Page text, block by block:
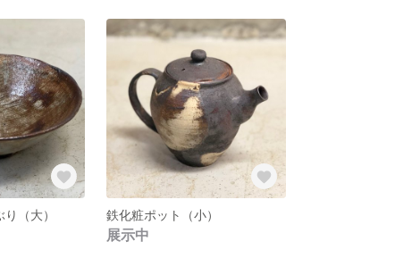
（大） 鉄化粧ポット（小）
展示中